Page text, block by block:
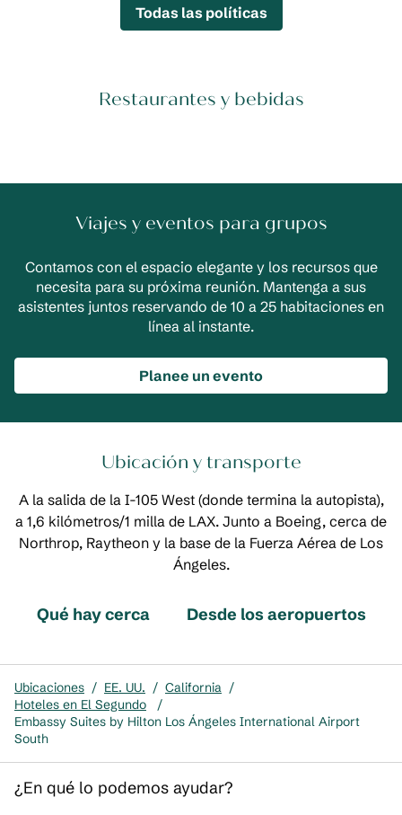
Todas las políticas
Restaurantes y bebidas
Viajes y eventos para grupos
Contamos con el espacio elegante y los recursos que
necesita para su próxima reunión. Mantenga a sus
asistentes juntos reservando de 10 a 25 habitaciones en
línea al instante.
Planee un evento
Ubicación y transporte
A la salida de la I-105 West (donde termina la autopista),
a 1,6 kilómetros/1 milla de LAX. Junto a Boeing, cerca de
Northrop, Raytheon y la base de la Fuerza Aérea de Los
Ángeles.
Qué hay cerca Desde los aeropuertos
Ubicaciones / EE. UU. / California /
Hoteles en El Segundo
/
Embassy Suites by Hilton Los Ángeles International Airport
South
¿En qué lo podemos ayudar?